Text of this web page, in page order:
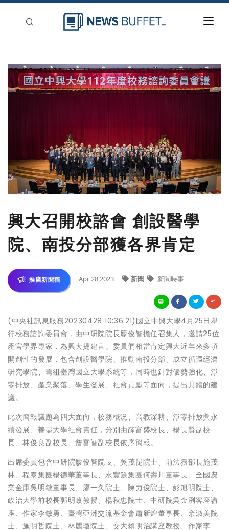
新聞稿分類
登入
興大召開校諮會 創設醫學
院、南投分部獲各界肯定
推廣新聞稿 Apr 28,2023 新聞 新聞時事
(中央社訊息服務20230428 10:36:21)國立中興大學4月25日舉
行校務諮詢委員會，由中研院院長廖俊智擔任召集人，邀請25位
產官學界專家，為興大提建言。委員們相當肯定興大近年來多項
開創性的發展，包含創設醫學院、推動南投分部、成立循環經濟
研究學院、籌組臺灣國立大學系統等，同時也針對優勢強化、淨
零排放、產業聚落、學生發展、社會貢獻等面向，提出具體的建
議。
此次簡報議題為四大面向，校務概況、高教深耕、淨零排放與永
續發展、善盡大學社會責任，分別由薛富盛校長、楊長賢副校
長、林俊良副校長、詹富智副校長依序簡報。
出席委員包含中研院廖俊智院長、吳茂昆院士、前法務部長施茂
林、程泰集團楊德華董事長、永豐餘集團何壽川董事長、全國農
業金庫吳明敏董事長、廖一久院士、陳力俊院士、彭旭明院士、
政治大學前校長郭明政教授、楊秋忠院士、中研院吳金洌客座講
座、作家李敏勇、臺灣亞洲交流基金會蕭新煌董事長、余淑美院
士、施明哲院士、林麗瓊院士、交大賴明治講座教授、作家李